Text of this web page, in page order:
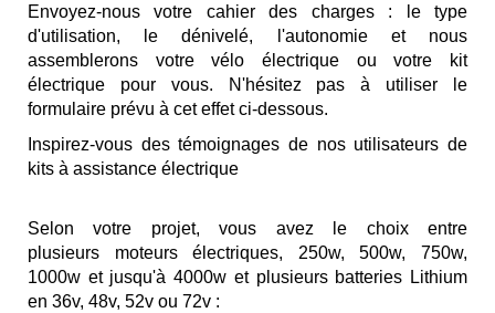
Envoyez-nous votre cahier des charges : le type
d'utilisation, le dénivelé, l'autonomie et nous
assemblerons votre vélo électrique ou votre kit
électrique pour vous. N'hésitez pas à utiliser le
formulaire prévu à cet effet ci-dessous.
Inspirez-vous destémoignages de nos utilisateurs de
kits à assistance électrique
Selon votre projet, vous avez le choix entre
plusieurs moteurs électriques, 250w, 500w, 750w,
1000w et jusqu'à 4000w et plusieurs batteries Lithium
en 36v, 48v, 52v ou 72v :